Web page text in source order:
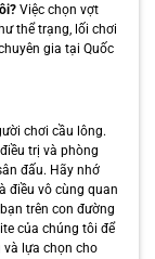
Việc chọn vợt
thể trạng, lối chơi
gia tại Quốc
chơi cầu lông.
trị và phòng
đấu. Hãy nhớ
điều vô cùng quan
trên con đường
của chúng tôi để
lựa chọn cho